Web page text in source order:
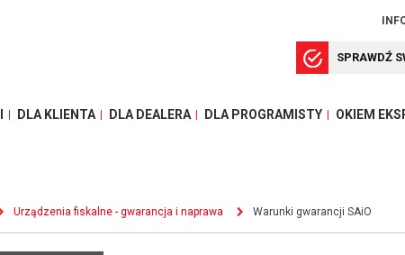
SPRAWDŹ
DLA KLIENTA DLA DEALERA DLA PROGRAMISTY OKIEM
Urządzenia fiskalne - gwarancja i naprawa Warunki gwarancji SAiO